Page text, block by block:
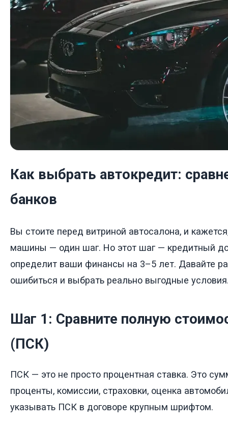
Как выбрать автокредит:
банков
Вы стоите перед витриной автосалона, и
машины — один шаг. Но этот шаг — кредитный
определит ваши финансы на 3–5 лет. Давайте
ошибиться и выбрать реально выгодные
Шаг 1: Сравните полную
(ПСК)
ПСК — это не просто процентная ставка. Это
проценты, комиссии, страховки, оценка
указывать ПСК в договоре крупным шрифтом.